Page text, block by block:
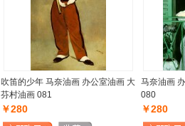
吹笛的少年 马奈油画 办公室油画 大
芬村油画 081
￥280
马奈油画
080
￥280